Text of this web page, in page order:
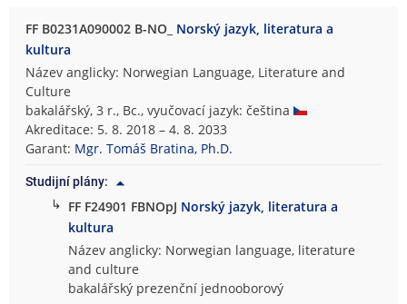
FF B0231A090002 B-NO_ Norský jazyk, literatura a
kultura
Název anglicky: Norwegian Language, Literature and
Culture
bakalářský, 3 r., Bc., vyučovací jazyk: čeština
Akreditace: 5. 8. 2018 – 4. 8. 2033
Garant: Mgr. Tomáš Bratina, Ph.D.
Studijní plány:
↳ FF F24901 FBNOpJ Norský jazyk, literatura a
kultura
Název anglicky: Norwegian language, literature
and culture
bakalářský prezenční jednooborový